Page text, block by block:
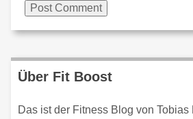
Über Fit Boost
Das ist der Fitness Blog von Tobias